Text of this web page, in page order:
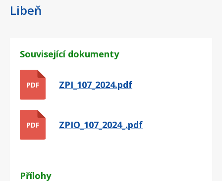
Libeň
Související dokumenty
PDF ZPI_107_2024.pdf
PDF ZPIO_107_2024_.pdf
Přílohy